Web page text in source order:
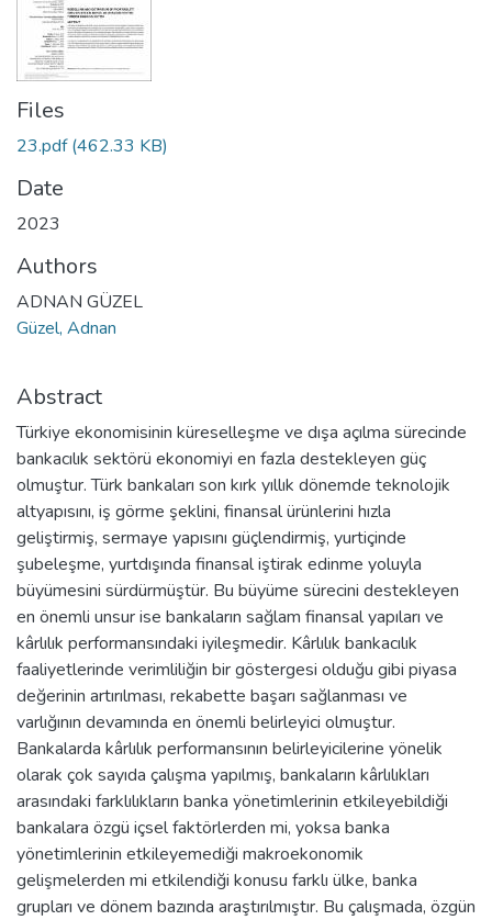
Files
23.pdf(462.33 KB)
Date
2023
Authors
ADNAN GÜZEL
Güzel, Adnan
Abstract
Türkiye ekonomisinin küreselleşme ve dışa açılma sürecinde
bankacılık sektörü ekonomiyi en fazla destekleyen güç
olmuştur. Türk bankaları son kırk yıllık dönemde teknolojik
altyapısını, iş görme şeklini, finansal ürünlerini hızla
geliştirmiş, sermaye yapısını güçlendirmiş, yurtiçinde
şubeleşme, yurtdışında finansal iştirak edinme yoluyla
büyümesini sürdürmüştür. Bu büyüme sürecini destekleyen
en önemli unsur ise bankaların sağlam finansal yapıları ve
kârlılık performansındaki iyileşmedir. Kârlılık bankacılık
faaliyetlerinde verimliliğin bir göstergesi olduğu gibi piyasa
değerinin artırılması, rekabette başarı sağlanması ve
varlığının devamında en önemli belirleyici olmuştur.
Bankalarda kârlılık performansının belirleyicilerine yönelik
olarak çok sayıda çalışma yapılmış, bankaların kârlılıkları
arasındaki farklılıkların banka yönetimlerinin etkileyebildiği
bankalara özgü içsel faktörlerden mi, yoksa banka
yönetimlerinin etkileyemediği makroekonomik
gelişmelerden mi etkilendiği konusu farklı ülke, banka
grupları ve dönem bazında araştırılmıştır. Bu çalışmada, özgün